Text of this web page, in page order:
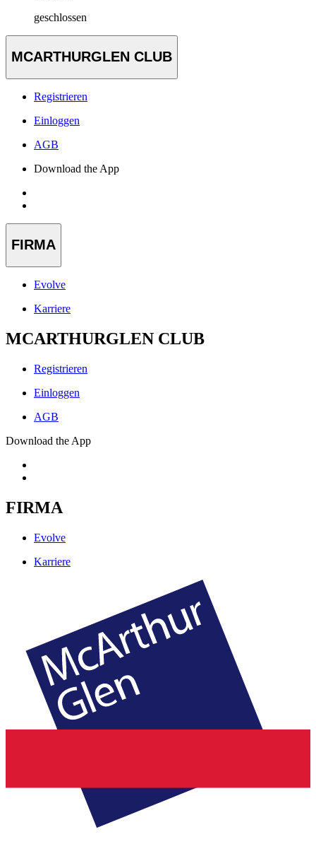
geschlossen
MCARTHURGLEN CLUB
Registrieren
Einloggen
AGB
Download the App
FIRMA
Evolve
Karriere
MCARTHURGLEN CLUB
Registrieren
Einloggen
AGB
Download the App
FIRMA
Evolve
Karriere